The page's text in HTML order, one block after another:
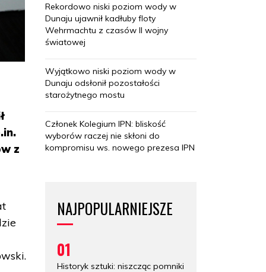
z
Rekordowo niski poziom wody w
Dunaju ujawnił kadłuby floty
Wehrmachtu z czasów II wojny
światowej
Wyjątkowo niski poziom wody w
Dunaju odsłonił pozostałości
starożytnego mostu
Członek Kolegium IPN: bliskość
wyborów raczej nie skłoni do
kompromisu ws. nowego prezesa IPN
NAJPOPULARNIEJSZE
01
Historyk sztuki: niszcząc pomniki